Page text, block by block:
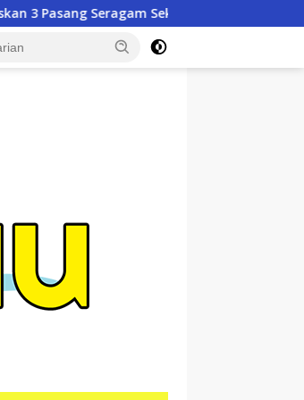
untuk Murid Baru SD dan SMP Negeri